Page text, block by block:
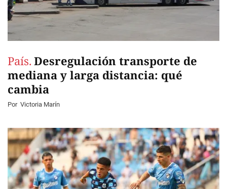
País. Desregulación transporte de
mediana y larga distancia: qué
cambia
Por Victoria Marín